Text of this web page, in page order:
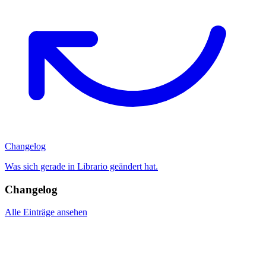
Changelog
Was sich gerade in Librario geändert hat.
Changelog
Alle Einträge ansehen